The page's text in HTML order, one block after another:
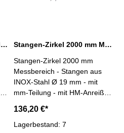
Stangen-Zirkel 1500 mm Messbereich mit HM-Spitzen
Stangen-Zirkel 2000 mm Messbereich mit HM-Spitzen
Stangen-Zirkel 2000 mm
Messbereich - Stangen aus
INOX-Stahl Ø 19 mm - mit
mm-Teilung - mit HM-Anreiß-
136,20 €*
Lagerbestand: 7